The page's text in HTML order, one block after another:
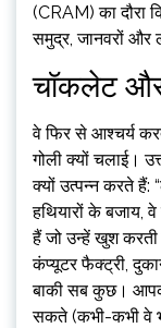
(CRAM) का दौरा
समुद्र, जानवरों और
चॉकलेट और
वे फिर से आश्चर्य
गोली क्यों चलाई।
क्यों उत्पन्न करते हैं:
हथियारों के बजाय,
हैं जो उन्हें खुश
कंप्यूटर फैक्ट्री,
बाकी सब कुछ।
सकते (कभी-कभी वे